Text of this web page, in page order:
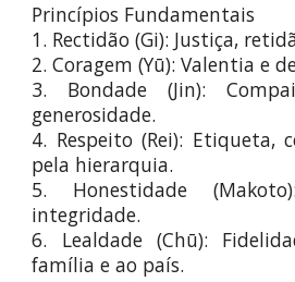
Princípios Fundamentais
1. Rectidão (Gi): Justiça,
2. Coragem (Yū): Valentia e
3. Bondade (Jin):
generosidade.
4. Respeito (Rei): Etiqueta,
pela hierarquia.
5. Honestidade
integridade.
6. Lealdade (Chū):
família e ao país.